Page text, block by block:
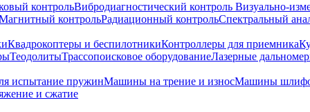
контрольВибродиагностический контроль Визуально-
контрольРадиационный контрольСпектральный
Квадрокоптеры и беспилотникиКонтроллеры для приемника
ТеодолитыТрассопоисковое оборудованиеЛазерные
испытание пружинМашины на трение и износМашины
и сжатие